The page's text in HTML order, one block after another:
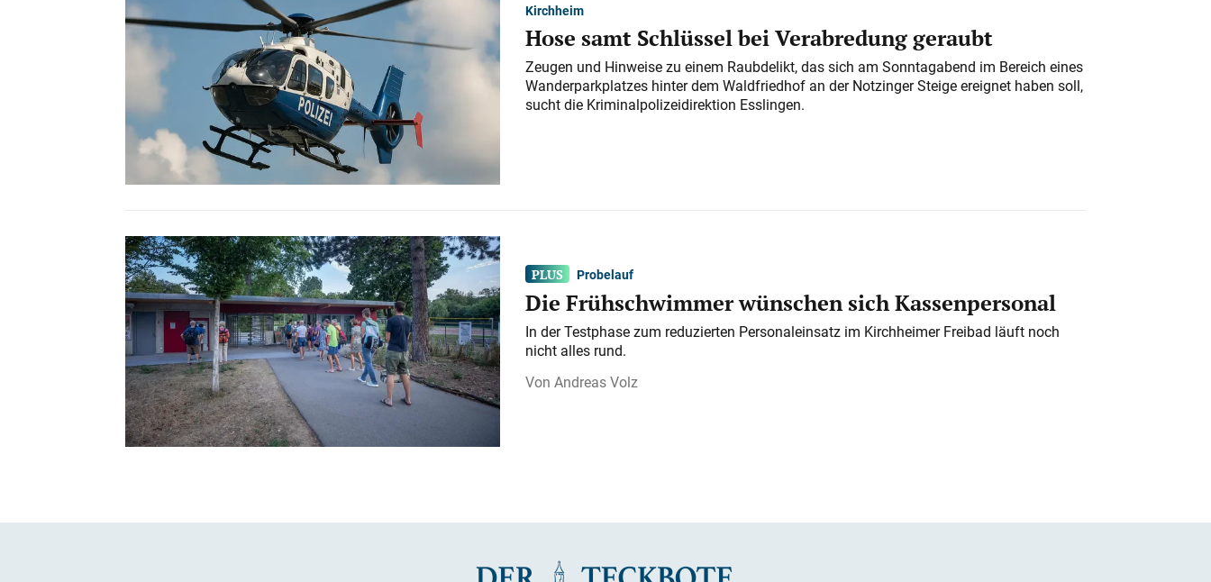
Kirchheim
Hose samt Schlüssel bei Verabredung geraubt
Zeugen und Hinweise zu einem Raubdelikt, das sich am Sonntagabend im Bereich eines
Wanderparkplatzes hinter dem Waldfriedhof an der Notzinger Steige ereignet haben soll,
sucht die Kriminalpolizeidirektion Esslingen.
Probelauf
Die Frühschwimmer wünschen sich Kassenpersonal
In der Testphase zum reduzierten Personaleinsatz im Kirchheimer Freibad läuft noch
nicht alles rund.
Andreas Volz